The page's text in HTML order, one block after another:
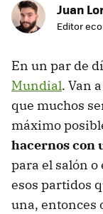
Juan
Editor
En un par de
Mundial. Van
que muchos
máximo
hacernos con
para el salón
esos partidos
una, entonces